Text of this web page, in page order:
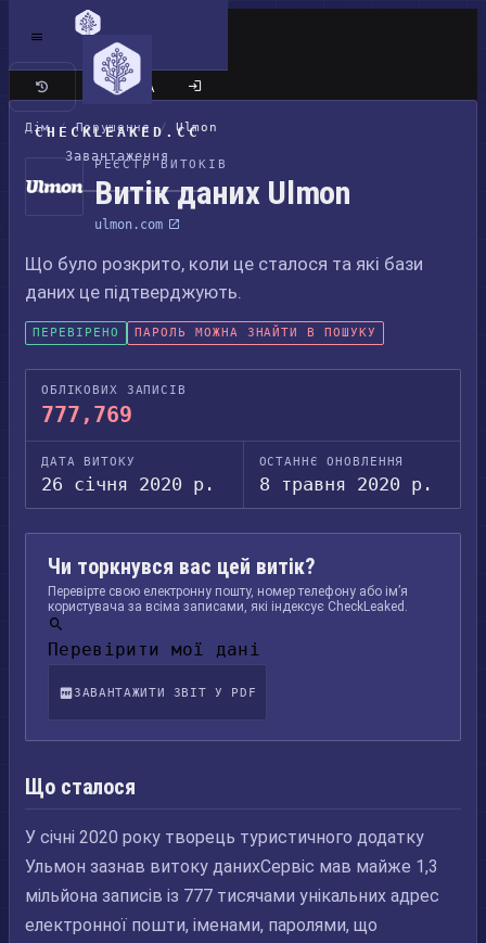
CHECKLEAKED.CC
Завантаження
Класичний сайт
Дім / Порушення / Ulmon
РЕЄСТР ВИТОКІВ
Витік даних Ulmon
ulmon.com
Що було розкрито, коли це сталося та які бази
даних це підтверджують.
ПЕРЕВІРЕНО ПАРОЛЬ МОЖНА ЗНАЙТИ В ПОШУКУ
ОБЛІКОВИХ ЗАПИСІВ
777,769
ДАТА ВИТОКУ
26 січня 2020 р.
ОСТАННЄ ОНОВЛЕННЯ
8 травня 2020 р.
Чи торкнувся вас цей витік?
Перевірте свою електронну пошту, номер телефону або ім’я
користувача за всіма записами, які індексує CheckLeaked.
Перевірити мої дані
ЗАВАНТАЖИТИ ЗВІТ У PDF
Що сталося
У січні 2020 року творець туристичного додатку
Ульмон зазнав витоку данихСервіс мав майже 1,3
мільйона записів із 777 тисячами унікальних адрес
електронної пошти, іменами, паролями, що